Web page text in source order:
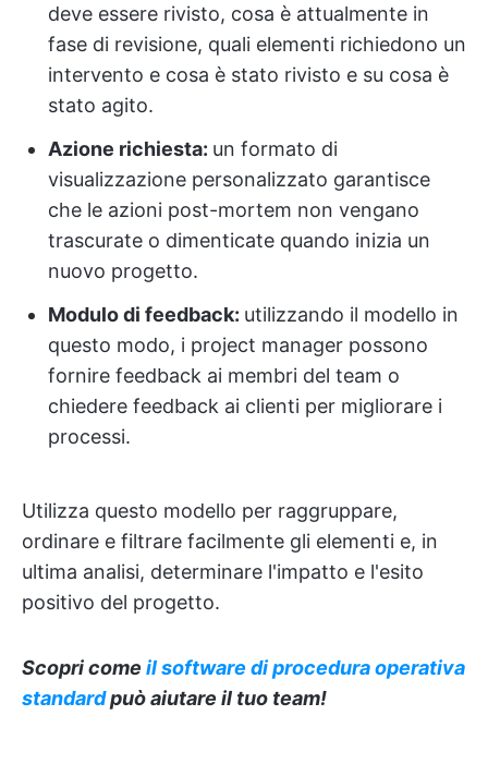
deve essere rivisto, cosa è attualmente in
fase di revisione, quali elementi richiedono un
intervento e cosa è stato rivisto e su cosa è
stato agito.
Azione richiesta: un formato di
visualizzazione personalizzato garantisce
che le azioni post-mortem non vengano
trascurate o dimenticate quando inizia un
nuovo progetto.
Modulo di feedback: utilizzando il modello in
questo modo, i project manager possono
fornire feedback ai membri del team o
chiedere feedback ai clienti per migliorare i
processi.
Utilizza questo modello per raggruppare,
ordinare e filtrare facilmente gli elementi e, in
ultima analisi, determinare l'impatto e l'esito
positivo del progetto.
Scopri come il software di procedura operativa
standardpuò aiutare il tuo team!